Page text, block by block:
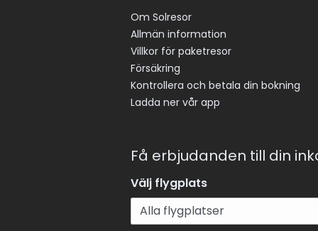
Om Solresor
Allmän information
Villkor för paketresor
Försäkring
Kontrollera och betala din bokning
Ladda ner vår app
Få erbjudanden till din
Välj flygplats